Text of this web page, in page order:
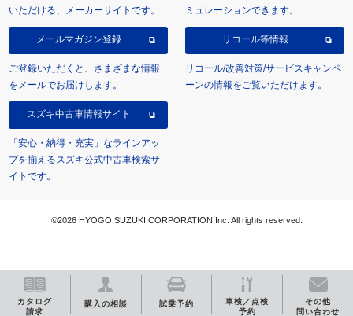
カタログ
請求
購入の相談 試乗予約
車検／点検
予約
その他
問い合わせ
いただける、メーカーサイトです。
ミュレーションできます。
メールマガジン登録
ご登録いただくと、さまざまな情報
をメールでお届けします。
リコール等情報
リコール/改善対策/サービスキャンペ
ーンの情報をご覧いただけます。
スズキ中古車情報サイト
「安心・納得・充実」なラインアッ
プを揃えるスズキ公式中古車検索サ
イトです。
©2026 HYOGO SUZUKI CORPORATION Inc. All rights reserved.